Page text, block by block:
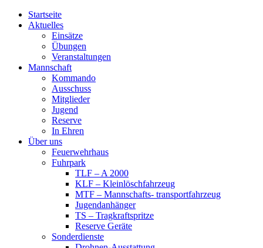
Startseite
Aktuelles
Einsätze
Übungen
Veranstaltungen
Mannschaft
Kommando
Ausschuss
Mitglieder
Jugend
Reserve
In Ehren
Über uns
Feuerwehrhaus
Fuhrpark
TLF – A 2000
KLF – Kleinlöschfahrzeug
MTF – Mannschafts- transportfahrzeug
Jugendanhänger
TS – Tragkraftspritze
Reserve Geräte
Sonderdienste